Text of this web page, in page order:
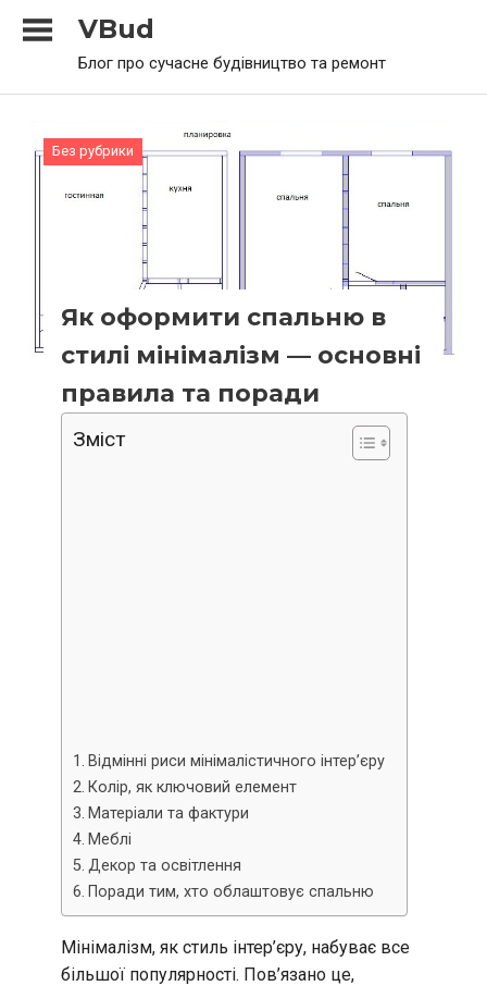
VBud
Блог про сучасне будівництво та ремонт
Без рубрики
Як оформити спальню в
стилі мінімалізм — основні
правила та поради
Зміст
Відмінні риси мінімалістичного інтер’єру
Колір, як ключовий елемент
Матеріали та фактури
Меблі
Декор та освітлення
Поради тим, хто облаштовує спальню
Мінімалізм, як стиль інтер’єру, набуває все
більшої популярності. Пов’язано це,